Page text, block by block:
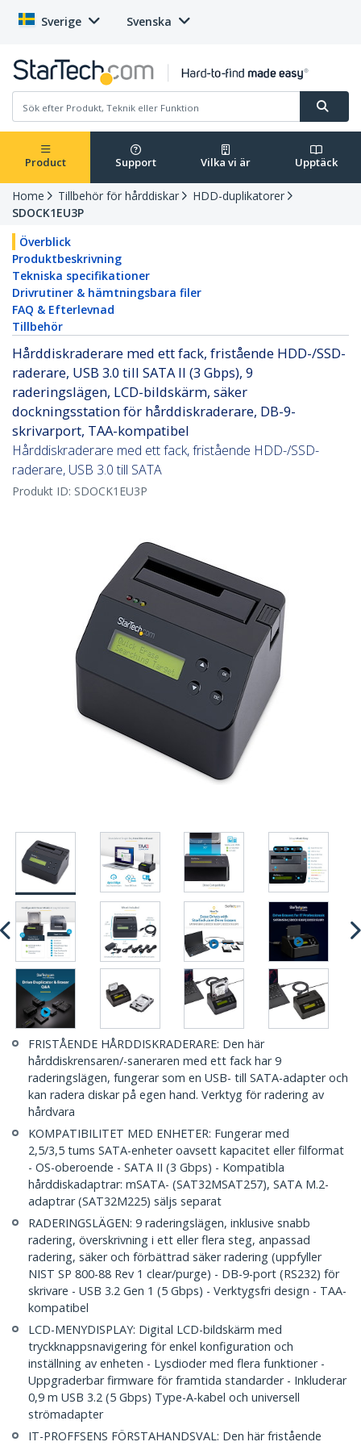
Sverige Svenska
Product Support Vilka vi är Upptäck
Home Tillbehör för hårddiskar
HDD-duplikatorer
SDOCK1EU3P
Överblick
Produktbeskrivning
Tekniska specifikationer
Drivrutiner & hämtningsbara filer
FAQ & Efterlevnad
Tillbehör
Hårddiskraderare med ett fack, fristående HDD-/SSD-
raderare, USB 3.0 till SATA II (3 Gbps), 9
raderingslägen, LCD-bildskärm, säker
dockningsstation för hårddiskraderare, DB-9-
skrivarport, TAA-kompatibel
Hårddiskraderare med ett fack, fristående HDD-/SSD-
raderare, USB 3.0 till SATA
Produkt ID: SDOCK1EU3P
FRISTÅENDE HÅRDDISKRADERARE: Den här
hårddiskrensaren/-saneraren med ett fack har 9
raderingslägen, fungerar som en USB- till SATA-adapter och
kan radera diskar på egen hand. Verktyg för radering av
hårdvara
KOMPATIBILITET MED ENHETER: Fungerar med
2,5/3,5 tums SATA-enheter oavsett kapacitet eller filformat
- OS-oberoende - SATA II (3 Gbps) - Kompatibla
hårddiskadaptrar: mSATA- (SAT32MSAT257), SATA M.2-
adaptrar (SAT32M225) säljs separat
RADERINGSLÄGEN: 9 raderingslägen, inklusive snabb
radering, överskrivning i ett eller flera steg, anpassad
radering, säker och förbättrad säker radering (uppfyller
NIST SP 800-88 Rev 1 clear/purge) - DB-9-port (RS232) för
skrivare - USB 3.2 Gen 1 (5 Gbps) - Verktygsfri design - TAA-
kompatibel
LCD-MENYDISPLAY: Digital LCD-bildskärm med
tryckknappsnavigering för enkel konfiguration och
inställning av enheten - Lysdioder med flera funktioner -
Uppgraderbar firmware för framtida standarder - Inkluderar
0,9 m USB 3.2 (5 Gbps) Type-A-kabel och universell
strömadapter
IT-PROFFSENS FÖRSTAHANDSVAL: Den här fristående